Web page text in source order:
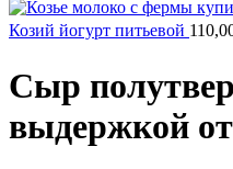
Козий йогурт питьевой
Сыр
выдержкой